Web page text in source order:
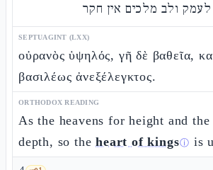
ולב מלכים אין חקר
SEPTUAGINT (LXX)
οὐρανὸς ὑψηλός, γῆ δὲ βαθεῖα,
βασιλέως ἀνεξέλεγκτος.
ORTHODOX READING
As the heavens for height and
depth, so theheart of kingsⓘ is